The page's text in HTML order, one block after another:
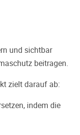
und sichtbar
beitragen.
zielt darauf ab:
indem die